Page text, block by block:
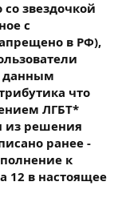
звездочкой
с
в РФ),
данным
что
ЛГБТ*
из решения
ранее -
к
12 в настоящее